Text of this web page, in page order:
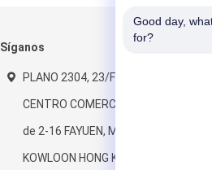
Síganos
PLANO 2304, 23/F HO REY,
CENTRO COMERCIAL, CALLE
de 2-16 FAYUEN, MONG KOK
KOWLOON HONG KONG
Good day,
for?